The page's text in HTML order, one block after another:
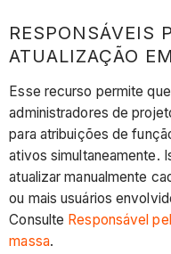
RESPONSÁVEIS
ATUALIZAÇÃO
Esse recurso permite
administradores de
para atribuições de
ativos simultaneamente.
atualizar manualmente
ou mais usuários
Consulte Responsável
massa.